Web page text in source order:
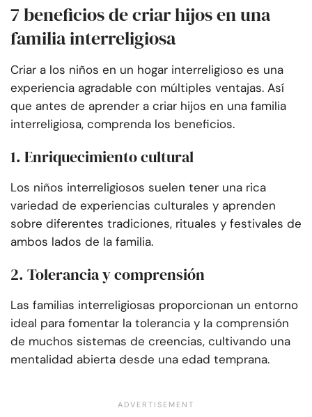
7 beneficios de criar hijos en una
familia interreligiosa
Criar a los niños en un hogar interreligioso es una
experiencia agradable con múltiples ventajas. Así
que antes de aprender a criar hijos en una familia
interreligiosa, comprenda los beneficios.
1. Enriquecimiento cultural
Los niños interreligiosos suelen tener una rica
variedad de experiencias culturales y aprenden
sobre diferentes tradiciones, rituales y festivales de
ambos lados de la familia.
2. Tolerancia y comprensión
Las familias interreligiosas proporcionan un entorno
ideal para fomentar la tolerancia y la comprensión
de muchos sistemas de creencias, cultivando una
mentalidad abierta desde una edad temprana.